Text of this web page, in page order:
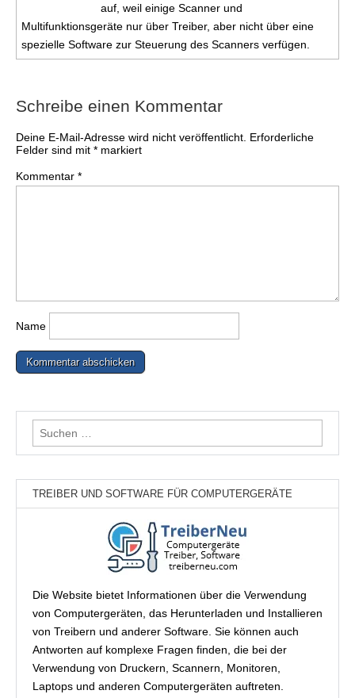
auf, weil einige Scanner und
Multifunktionsgeräte nur über Treiber, aber nicht über eine
spezielle Software zur Steuerung des Scanners verfügen.
Schreibe einen Kommentar
Deine E-Mail-Adresse wird nicht veröffentlicht. Erforderliche
Felder sind mit * markiert
Kommentar *
Name
Suchen
nach:
TREIBER UND SOFTWARE FÜR COMPUTERGERÄTE
Die Website bietet Informationen über die Verwendung
von Computergeräten, das Herunterladen und Installieren
von Treibern und anderer Software. Sie können auch
Antworten auf komplexe Fragen finden, die bei der
Verwendung von Druckern, Scannern, Monitoren,
Laptops und anderen Computergeräten auftreten.